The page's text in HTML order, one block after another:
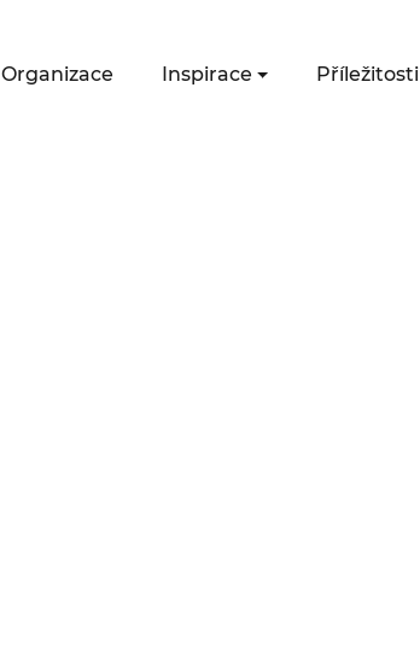
Organizace Inspirace Příležitosti